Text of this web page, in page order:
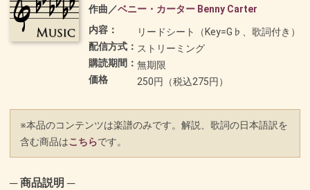
作曲／ベニー・カーター Benny Carter
内容：
リードシート（Key=G♭、歌詞付き）
配信方式： ストリーミング
購読期間： 無期限
価格
250円（税込275円）
※本品のコンテンツは楽譜のみです。解説、歌詞の日本語訳を
含む商品はこちらです。
─ 商品説明 ─